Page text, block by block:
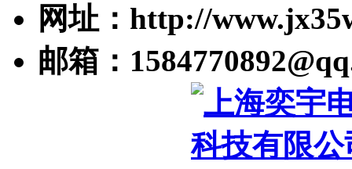
网址：http://
邮箱：